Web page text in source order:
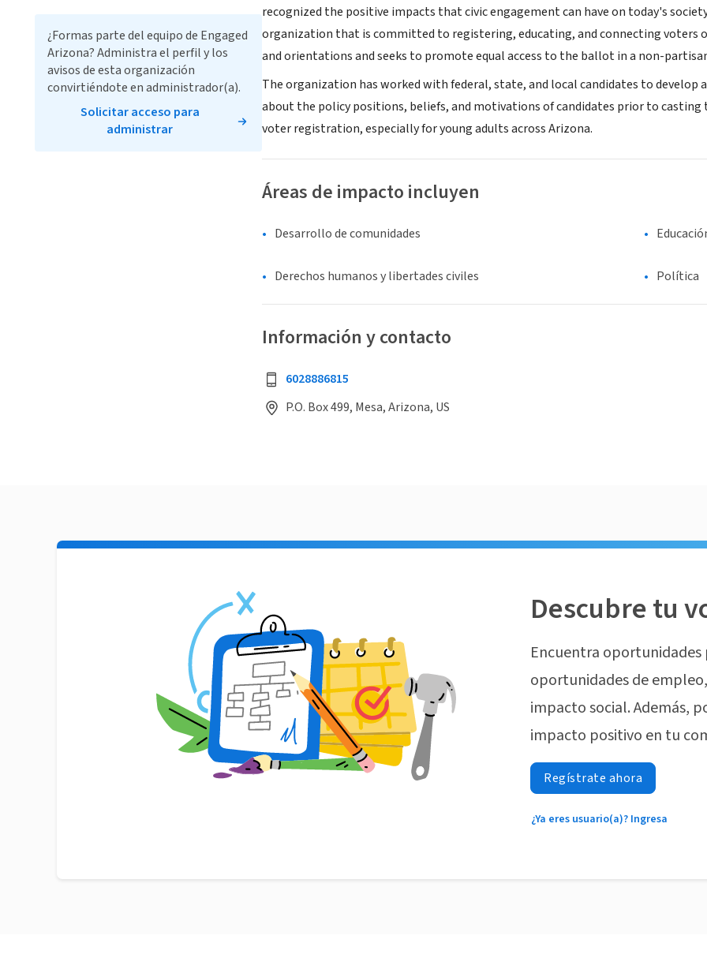
recognized the positive impacts that civic engagement can have on today's
organization that is committed to registering, educating, and connecting voters
and orientations and seeks to promote equal access to the ballot in a non-
The organization has worked with federal, state, and local candidates to
about the policy positions, beliefs, and motivations of candidates prior to
voter registration, especially for young adults across Arizona.
Áreas de impacto incluyen
Desarrollo de comunidades
Derechos humanos y libertades civiles Política
Información y contacto
6028886815
P.O. Box 499, Mesa, Arizona, US
¿Formas parte del equipo de Engaged
Arizona? Administra el perfil y los
avisos de esta organización
convirtiéndote en administrador(a).
Solicitar acceso para
administrar
Descubre tu
Encuentra
oportunidades de
impacto social. Además,
impacto positivo en tu
Regístrate ahora
¿Ya eres usuario(a)? Ingresa